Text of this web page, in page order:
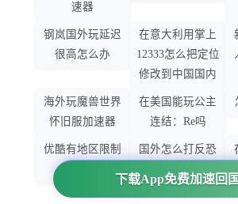
下载App免费加速回国
速器
钢岚国外玩延迟
很高怎么办
在意大利用掌上
12333怎么把定位
修改到中国国内
海外玩魔兽世界
怀旧服加速器
在美国能玩公主
连结：Re吗
优酷有地区限制
国外怎么打反恐
精英：全球攻势